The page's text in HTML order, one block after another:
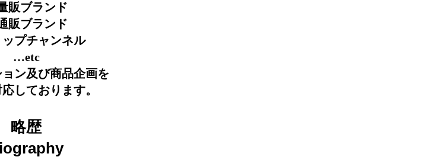
販ブランド
販ブランド
ップチャンネル
…etc
ン及び商品企画を
しております。
略歴